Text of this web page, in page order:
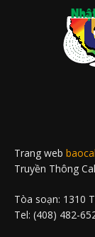
Trang web
Truyền Thông
Tòa soạn: 1310
Tel: (408) 482-